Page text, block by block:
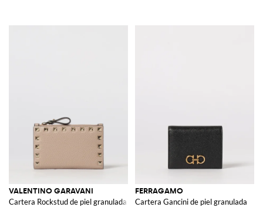
VALENTINO GARAVANI
Cartera Rockstud de piel granulada
FERRAGAMO
Cartera Gancini de piel granulada